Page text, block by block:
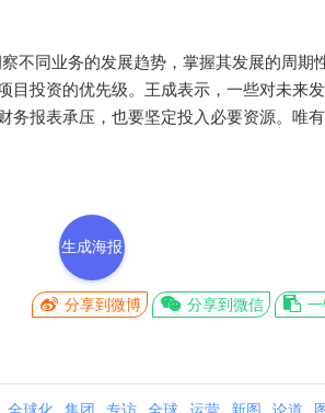
同业务的发展趋势，掌握其发展的周期
目投资的优先级。王成表示，一些对未来
务报表承压，也要坚定投入必要资源。唯
生成海报
分享到微博 分享到微信 一